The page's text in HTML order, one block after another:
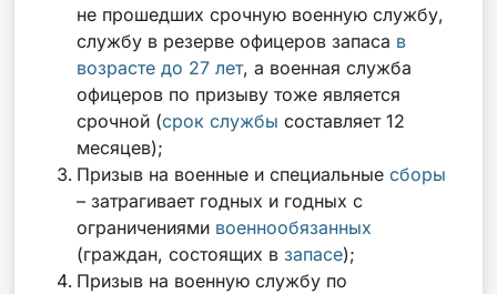
не прошедших срочную военную службу,
службу в резерве офицеров запаса в
возрасте до 27 лет, а военная служба
офицеров по призыву тоже является
срочной (срок службы составляет 12
месяцев);
Призыв на военные и специальные сборы
– затрагивает годных и годных с
ограничениями военнообязанных
(граждан, состоящих в запасе);
Призыв на военную службу по